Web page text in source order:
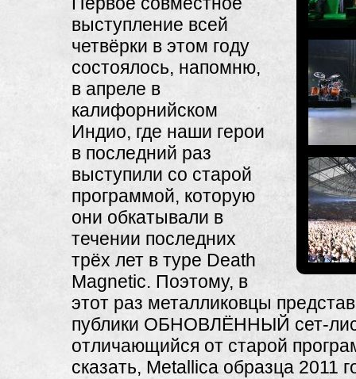
выступление всей
четвёрки в этом году
состоялось, напомню,
в апреле в
калифорнийском
Индио, где наши герои
в последний раз
выступили со старой
программой, которую
они обкатывали в
течении последних
трёх лет в туре Death
Magnetic. Поэтому, в
этот раз металликовцы
публики ОБНОВЛЁННЫЙ сет-
отличающийся от старой
сказать, Metallica образца 2011